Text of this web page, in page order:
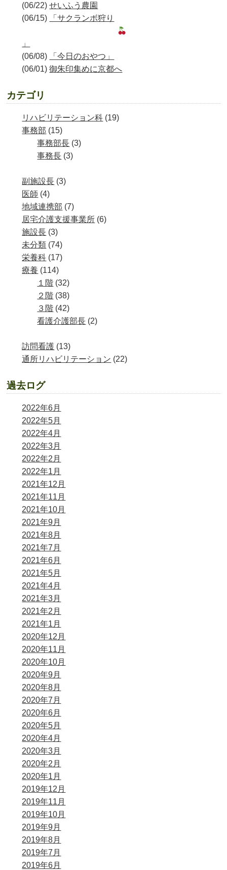
(06/22)せいふう農園
(06/15)
「サクランボ狩り
」
(06/08)
「今日のおやつ」
(06/01)御朱印集めに京都へ
カテゴリ
リハビリテーション科 (19)
事務部 (15)
事務部長 (3)
事務長 (3)
副施設長 (3)
医師 (4)
地域連携部 (7)
居宅介護支援事業所 (6)
施設長 (3)
未分類 (74)
栄養科 (17)
療養 (114)
１階 (32)
２階 (38)
３階 (42)
看護介護部長 (2)
訪問看護 (13)
通所リハビリテーション (22)
過去ログ
2022年6月
2022年5月
2022年4月
2022年3月
2022年2月
2022年1月
2021年12月
2021年11月
2021年10月
2021年9月
2021年8月
2021年7月
2021年6月
2021年5月
2021年4月
2021年3月
2021年2月
2021年1月
2020年12月
2020年11月
2020年10月
2020年9月
2020年8月
2020年7月
2020年6月
2020年5月
2020年4月
2020年3月
2020年2月
2020年1月
2019年12月
2019年11月
2019年10月
2019年9月
2019年8月
2019年7月
2019年6月